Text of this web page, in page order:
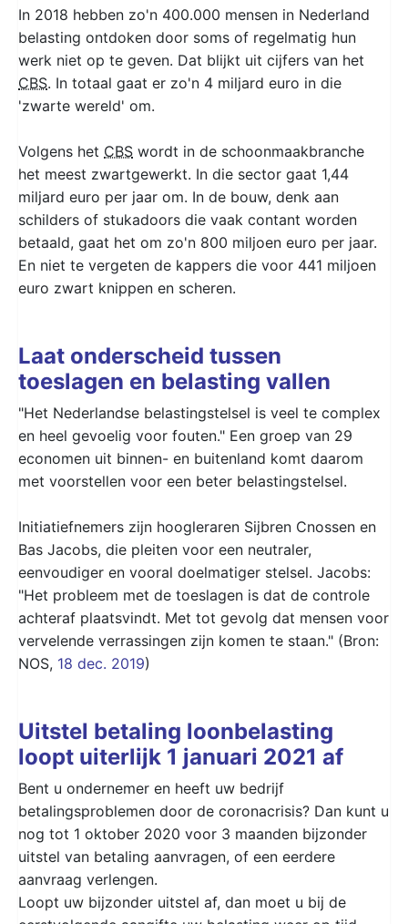
In 2018 hebben zo'n 400.000 mensen in Nederland
belasting ontdoken door soms of regelmatig hun
werk niet op te geven. Dat blijkt uit cijfers van het
CBS. In totaal gaat er zo'n 4 miljard euro in die
'zwarte wereld' om.
Volgens het CBS wordt in de schoonmaakbranche
het meest zwartgewerkt. In die sector gaat 1,44
miljard euro per jaar om. In de bouw, denk aan
schilders of stukadoors die vaak contant worden
betaald, gaat het om zo'n 800 miljoen euro per jaar.
En niet te vergeten de kappers die voor 441 miljoen
euro zwart knippen en scheren.
Laat onderscheid tussen
toeslagen en belasting vallen
"Het Nederlandse belastingstelsel is veel te complex
en heel gevoelig voor fouten." Een groep van 29
economen uit binnen- en buitenland komt daarom
met voorstellen voor een beter belastingstelsel.
Initiatiefnemers zijn hoogleraren Sijbren Cnossen en
Bas Jacobs, die pleiten voor een neutraler,
eenvoudiger en vooral doelmatiger stelsel. Jacobs:
"Het probleem met de toeslagen is dat de controle
achteraf plaatsvindt. Met tot gevolg dat mensen voor
vervelende verrassingen zijn komen te staan." (Bron:
NOS, 18 dec. 2019)
Uitstel betaling loonbelasting
loopt uiterlijk 1 januari 2021 af
Bent u ondernemer en heeft uw bedrijf
betalingsproblemen door de coronacrisis? Dan kunt u
nog tot 1 oktober 2020 voor 3 maanden bijzonder
uitstel van betaling aanvragen, of een eerdere
aanvraag verlengen.
Loopt uw bijzonder uitstel af, dan moet u bij de